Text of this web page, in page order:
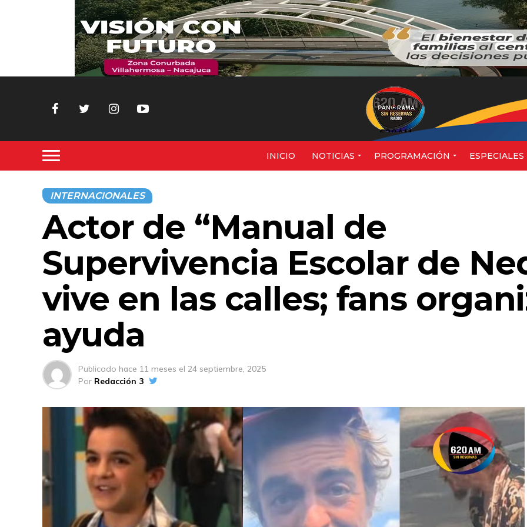
620AM
INICIO NOTICIAS PROGRAMACIÓN ESPECIALES
INTERNACIONALES
Actor de “Manual de
Supervivencia Escolar de
vive en las calles; fans
ayuda
Publicado hace 11 meses el 24 septiembre, 2025
Por Redacción 3